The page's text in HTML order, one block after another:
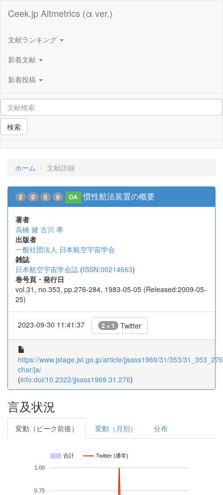
Ceek.jp Altmetrics (α ver.)
文献ランキング
新着文献
新着投稿
検索
ホーム 文献詳細
2 0 0 0 OA 慣性航法装置の概要
著者
高橋 健 古川 孝
出版者
一般社団法人 日本航空宇宙学会
雑誌
日本航空宇宙学会誌 (ISSN:00214663)
巻号頁・発行日
vol.31, no.353, pp.276-284, 1983-05-05 (Released:2009-05-
25)
2023-09-30 11:41:37 2 + 1 Twitter
https://www.jstage.jst.go.jp/article/jjsass1969/31/353/
char/ja/
(info:doi/10.2322/jjsass1969.31.276)
言及状況
変動（ピーク前後） 変動（月別） 分布
合計 Twitter (通常)
0.75
1.00